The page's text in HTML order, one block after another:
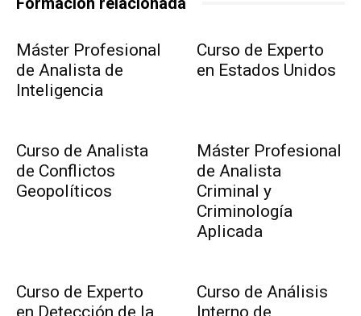
Máster Profesional
de Analista de
Inteligencia
Curso de Experto
en Estados Unidos
Curso de Analista
de Conflictos
Geopolíticos
Máster Profesional
de Analista
Criminal y
Criminología
Aplicada
Curso de Experto
en Detección de la
Curso de Análisis
Interno de